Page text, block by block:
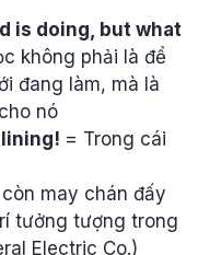
is doing, but what
không phải là để
đang làm, mà là
nó
lining! = Trong cái
may chán đấy
tưởng tượng trong
Electric Co.)